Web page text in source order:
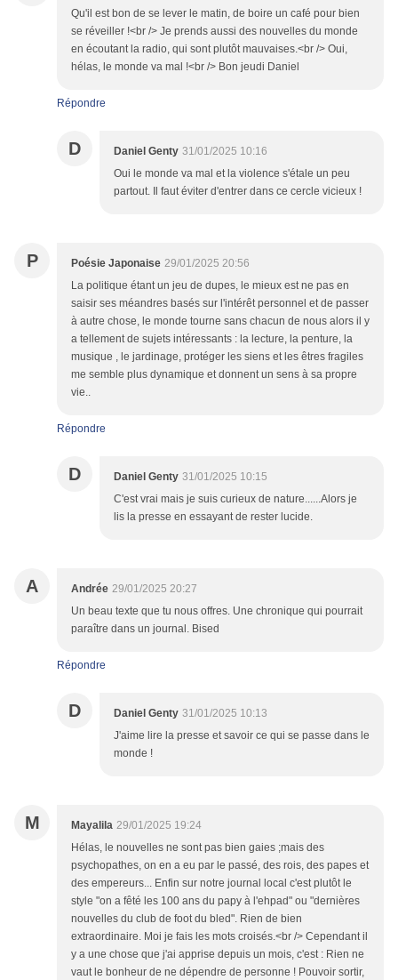
Qu'il est bon de se lever le matin, de boire un café pour bien
se réveiller !<br /> Je prends aussi des nouvelles du monde
en écoutant la radio, qui sont plutôt mauvaises.<br /> Oui,
hélas, le monde va mal !<br /> Bon jeudi Daniel
Répondre
D Daniel Genty 31/01/2025 10:16
Oui le monde va mal et la violence s'étale un peu
partout. Il faut éviter d'entrer dans ce cercle vicieux !
P Poésie Japonaise 29/01/2025 20:56
La politique étant un jeu de dupes, le mieux est ne pas en
saisir ses méandres basés sur l'intérêt personnel et de passer
à autre chose, le monde tourne sans chacun de nous alors il y
a tellement de sujets intéressants : la lecture, la penture, la
musique , le jardinage, protéger les siens et les êtres fragiles
me semble plus dynamique et donnent un sens à sa propre
vie..
Répondre
D Daniel Genty 31/01/2025 10:15
C'est vrai mais je suis curieux de nature......Alors je
lis la presse en essayant de rester lucide.
A Andrée 29/01/2025 20:27
Un beau texte que tu nous offres. Une chronique qui pourrait
paraître dans un journal. Bised
Répondre
D Daniel Genty 31/01/2025 10:13
J'aime lire la presse et savoir ce qui se passe dans le
monde !
M Mayalila 29/01/2025 19:24
Hélas, le nouvelles ne sont pas bien gaies ;mais des
psychopathes, on en a eu par le passé, des rois, des papes et
des empereurs... Enfin sur notre journal local c'est plutôt le
style "on a fêté les 100 ans du papy à l'ehpad" ou "dernières
nouvelles du club de foot du bled". Rien de bien
extraordinaire. Moi je fais les mots croisés.<br /> Cependant il
y a une chose que j'ai apprise depuis un mois, c'est : Rien ne
vaut le bonheur de ne dépendre de personne ! Pouvoir sortir,